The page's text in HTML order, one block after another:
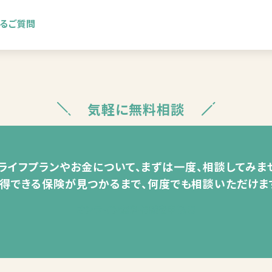
ご質問
気軽に無料相談
イフプランやお金について、まずは一度、相談してみま
できる保険が見つかるまで、何度でも相談いただけま